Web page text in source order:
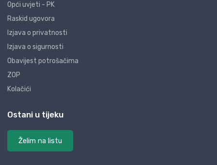
Opći uvjeti - PK
Raskid ugovora
Izjava o privatnosti
Izjava o sigurnosti
Obavijest potrošačima
ZOP
Kolačići
Ostani u tijeku
Želim na listu